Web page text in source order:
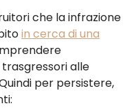
che la infrazione
in cerca di una
trasgressori alle
per persistere,